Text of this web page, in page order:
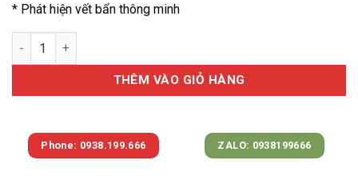
* Phát hiện vết bẩn thông minh
Máy hút bụi khô và ướt không dây thông minh RH2 (CS-RH2-
THÊM VÀO GIỎ HÀNG
Phone: 0938.199.666 ZALO: 0938199666